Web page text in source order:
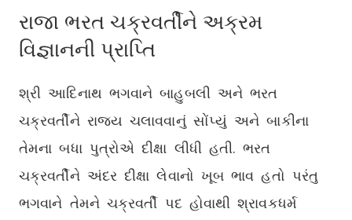
રાજા ભરત ચક્રવર્તીને અક્રમ
વિજ્ઞાનની પ્રાપ્તિ
શ્રી આદિનાથ ભગવાને બાહુબલી અને ભરત
ચક્રવર્તીને રાજ્ય ચલાવવાનું સોંપ્યું અને બાકીના
તેમના બધા પુત્રોએ દીક્ષા લીધી હતી. ભરત
ચક્રવર્તીને અંદર દીક્ષા લેવાનો ખૂબ ભાવ હતો પરંતુ
ભગવાને તેમને ચક્રવર્તી પદ હોવાથી શ્રાવકધર્મ